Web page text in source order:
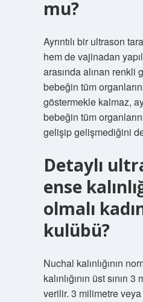
mu?
Ayrıntılı bir ultrason
hem de vajinadan
arasında alınan renkli
bebeğin tüm
göstermekle kalmaz,
bebeğin tüm
gelişip gelişmediğini
Detaylı
ense
olmalı
kulübü?
Nuchal kalınlığının
kalınlığının üst sınırı
verilir. 3 milimetre